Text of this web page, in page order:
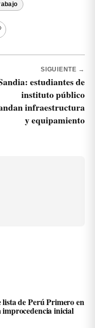
SIGUIENTE →
estudiantes de
instituto público
infraestructura
y equipamiento
de Perú Primero en
improcedencia inicial